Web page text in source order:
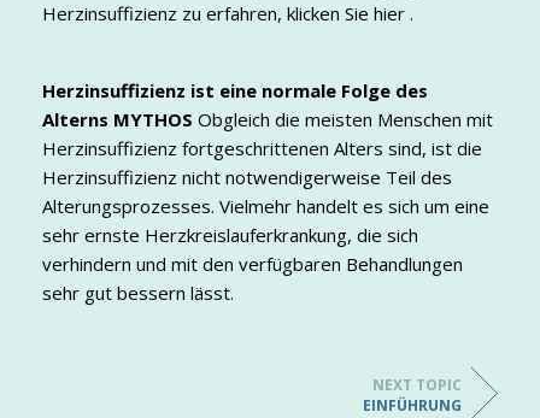
Herzinsuffizienz zu erfahren, klicken Sie hier .
Herzinsuffizienz ist eine normale Folge des
Alterns MYTHOS Obgleich die meisten Menschen mit
Herzinsuffizienz fortgeschrittenen Alters sind, ist die
Herzinsuffizienz nicht notwendigerweise Teil des
Alterungsprozesses. Vielmehr handelt es sich um eine
sehr ernste Herzkreislauferkrankung, die sich
verhindern und mit den verfügbaren Behandlungen
sehr gut bessern lässt.
NEXT TOPIC
EINFÜHRUNG